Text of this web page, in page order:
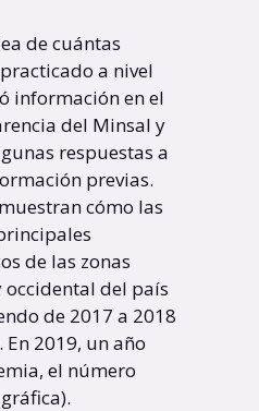
de cuántas
a nivel
información en el
del Minsal y
respuestas a
previas.
cómo las
de las zonas
del país
de 2017 a 2018
2019, un año
el número